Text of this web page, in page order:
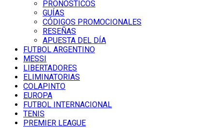
PRONÓSTICOS
GUÍAS
CÓDIGOS PROMOCIONALES
RESEÑAS
APUESTA DEL DÍA
FUTBOL ARGENTINO
MESSI
LIBERTADORES
ELIMINATORIAS
COLAPINTO
EUROPA
FUTBOL INTERNACIONAL
TENIS
PREMIER LEAGUE